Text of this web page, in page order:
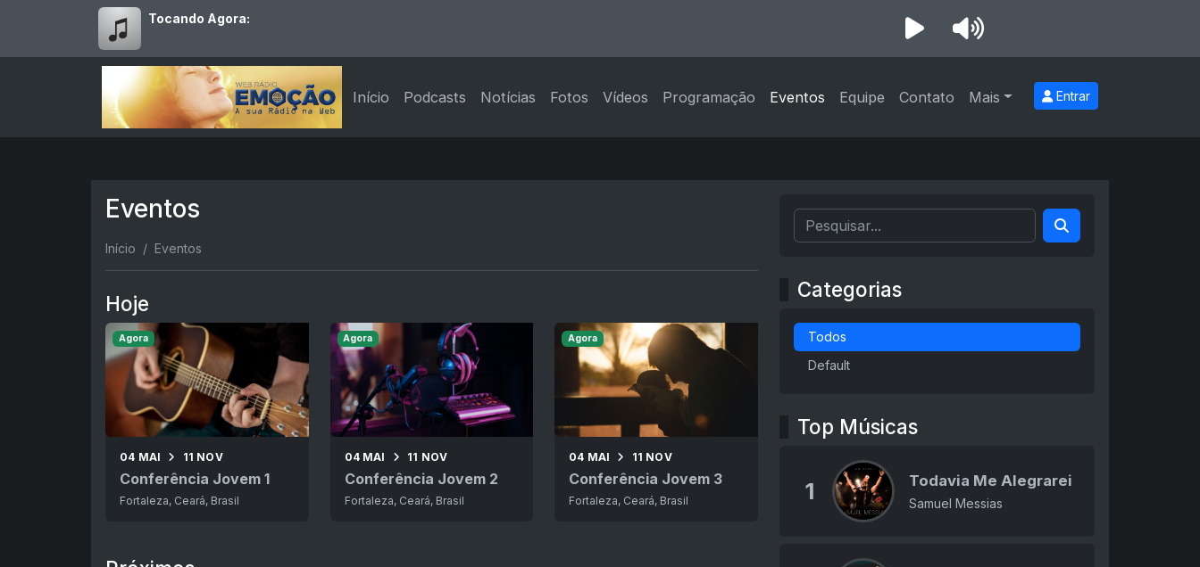
Tocando Agora:
Início Podcasts Notícias Fotos Vídeos Programação Eventos Equipe Contato Mais Entrar
Eventos
Início Eventos
Hoje
04 MAI 11 NOV
Conferência Jovem 1
Fortaleza, Ceará, Brasil
Agora
04 MAI 11 NOV
Conferência Jovem 2
Fortaleza, Ceará, Brasil
Agora
04 MAI 11 NOV
Conferência Jovem 3
Fortaleza, Ceará, Brasil
Agora
Categorias
Todos
Default
Top Músicas
1 Todavia Me Alegrarei
Samuel Messias